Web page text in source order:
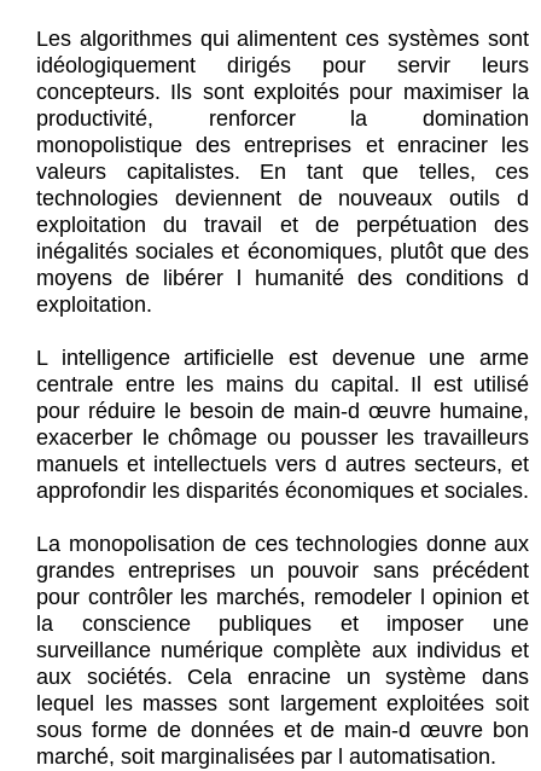
Les algorithmes qui alimentent ces systèmes sont
idéologiquement dirigés pour servir leurs
concepteurs. Ils sont exploités pour maximiser la
productivité, renforcer la domination
monopolistique des entreprises et enraciner les
valeurs capitalistes. En tant que telles, ces
technologies deviennent de nouveaux outils d
exploitation du travail et de perpétuation des
inégalités sociales et économiques, plutôt que des
moyens de libérer l humanité des conditions d
exploitation.
L intelligence artificielle est devenue une arme
centrale entre les mains du capital. Il est utilisé
pour réduire le besoin de main-d œuvre humaine,
exacerber le chômage ou pousser les travailleurs
manuels et intellectuels vers d autres secteurs, et
approfondir les disparités économiques et sociales.
La monopolisation de ces technologies donne aux
grandes entreprises un pouvoir sans précédent
pour contrôler les marchés, remodeler l opinion et
la conscience publiques et imposer une
surveillance numérique complète aux individus et
aux sociétés. Cela enracine un système dans
lequel les masses sont largement exploitées soit
sous forme de données et de main-d œuvre bon
marché, soit marginalisées par l automatisation.